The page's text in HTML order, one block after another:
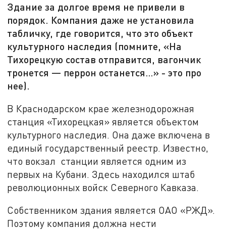
Здание за долгое время не привели в
порядок. Компания даже не установила
табличку, где говорится, что это объект
культурного наследия (помните, «На
Тихорецкую состав отправится, вагончик
тронется — перрон останется…» - это про
нее).
В Краснодарском крае железнодорожная
станция «Тихорецкая» является объектом
культурного наследия. Она даже включена в
единый государственный реестр. Известно,
что вокзал станции является одним из
первых на Кубани. Здесь находился штаб
революционных войск Северного Кавказа.
Собственником здания является ОАО «РЖД».
Поэтому компания должна нести